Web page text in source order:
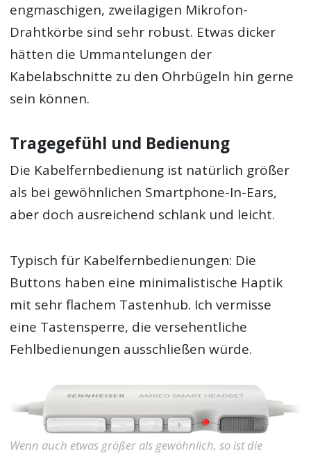
engmaschigen, zweilagigen Mikrofon-
Drahtkörbe sind sehr robust. Etwas dicker
hätten die Ummantelungen der
Kabelabschnitte zu den Ohrbügeln hin gerne
sein können.
Tragegefühl und Bedienung
Die Kabelfernbedienung ist natürlich größer
als bei gewöhnlichen Smartphone-In-Ears,
aber doch ausreichend schlank und leicht.
Typisch für Kabelfernbedienungen: Die
Buttons haben eine minimalistische Haptik
mit sehr flachem Tastenhub. Ich vermisse
eine Tastensperre, die versehentliche
Fehlbedienungen ausschließen würde.
Wenn auch etwas größer als gewöhnlich, so ist die